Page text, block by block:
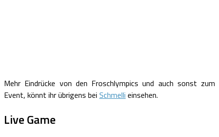
Mehr Eindrücke von den Froschlympics und auch sonst zum
Event, könnt ihr übrigens bei Schmelli einsehen.
Live Game